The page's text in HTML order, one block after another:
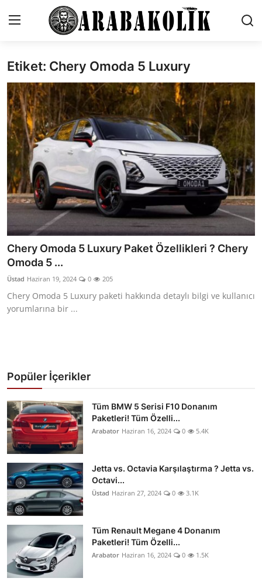
İletişim
Genel
Karşılaştırmalar
Testler
Markalar
Öneriler
Motosiklet
Paketler
Yağlar
Oto Bilgi
Etiket: Chery Omoda 5 Luxury
Chery Omoda 5 Luxury Paket Özellikleri ? Chery
Omoda 5 ...
Üstad Haziran 19, 2024 0 205
Chery Omoda 5 Luxury paketi hakkında detaylı bilgi ve kullanıcı
yorumlarına bir ...
Popüler İçerikler
Tüm BMW 5 Serisi F10 Donanım
Paketleri! Tüm Özelli...
Arabator Haziran 16, 2024 0 5.4K
Jetta vs. Octavia Karşılaştırma ? Jetta vs.
Octavi...
Üstad Haziran 27, 2024 0 3.1K
Tüm Renault Megane 4 Donanım
Paketleri! Tüm Özelli...
Arabator Haziran 16, 2024 0 1.5K